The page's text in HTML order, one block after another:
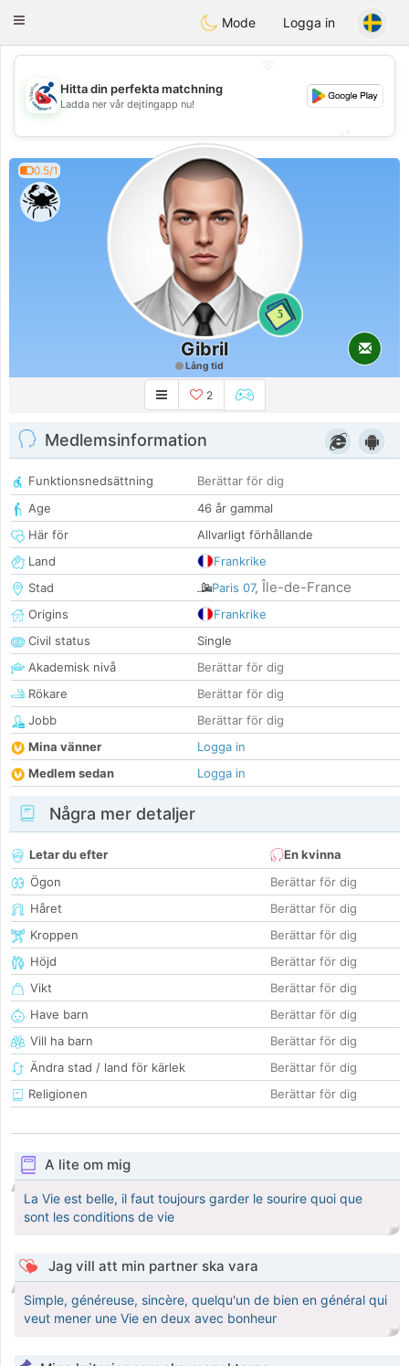
Handi Space
Toggle
Mode Logga in
💖
💕
Hitta din perfekta matchning
Ladda ner vår dejtingapp nu!
0.5/1
5
Gibril
Lång tid
2
Medlemsinformation
Funktionsnedsättning
Berättar för dig
Age
46 år gammal
Här för
Allvarligt förhållande
Land
Frankrike
Stad
Paris 07, Île-de-France
Origins
Frankrike
Civil status
Single
Akademisk nivå
Berättar för dig
Rökare
Berättar för dig
Jobb
Berättar för dig
Mina vänner
Logga in
Medlem sedan
Logga in
Några mer detaljer
Letar du efter
En kvinna
Ögon
Berättar för dig
Håret
Berättar för dig
Kroppen
Berättar för dig
Höjd
Berättar för dig
Vikt
Berättar för dig
Have barn
Berättar för dig
Vill ha barn
Berättar för dig
Ändra stad / land för kärlek
Berättar för dig
Religionen
Berättar för dig
A lite om mig
La Vie est belle, il faut toujours garder le sourire quoi que
sont les conditions de vie
Jag vill att min partner ska vara
Simple, généreuse, sincère, quelqu'un de bien en général qui
veut mener une Vie en deux avec bonheur